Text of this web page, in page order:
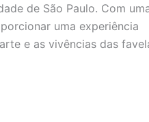
de São Paulo. Com
uma experiência
e as vivências das